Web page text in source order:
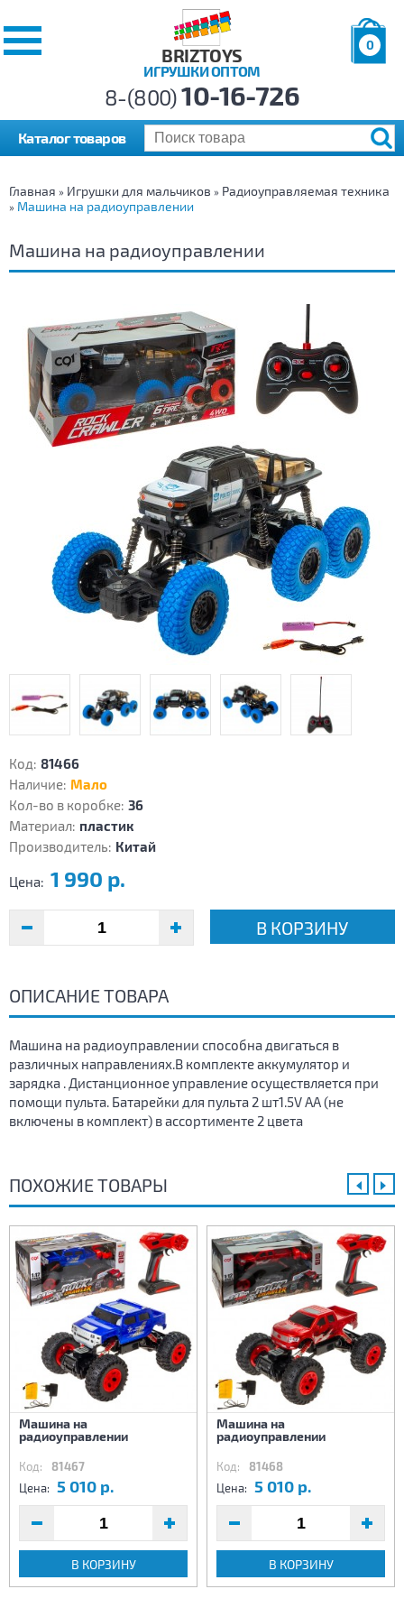
BRIZTOYS
ИГРУШКИ ОПТОМ
0
р.
8-(800)10-16-726
Каталог товаров
Главная » Игрушки для мальчиков » Радиоуправляемая техника
» Машина на радиоуправлении
Машина на радиоуправлении
Код: 81466
Наличие: Мало
Кол-во в коробке: 36
Материал: пластик
Производитель: Китай
Цена: 1 990 р.
В КОРЗИНУ
ОПИСАНИЕ ТОВАРА
Машина на радиоуправлении способна двигаться в
различных направлениях.В комплекте аккумулятор и
зарядка . Дистанционное управление осуществляется при
помощи пульта. Батарейки для пульта 2 шт1.5V AA (не
включены в комплект) в ассортименте 2 цвета
ПОХОЖИЕ ТОВАРЫ
Машина на
радиоуправлении
Код: 81467
Цена: 5 010 р.
В КОРЗИНУ
Машина на
радиоуправлении
Код: 81468
Цена: 5 010 р.
В КОРЗИНУ